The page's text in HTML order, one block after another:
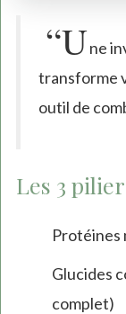
“Une
transforme
outil de
Les 3
Protéines
Glucides
complet)